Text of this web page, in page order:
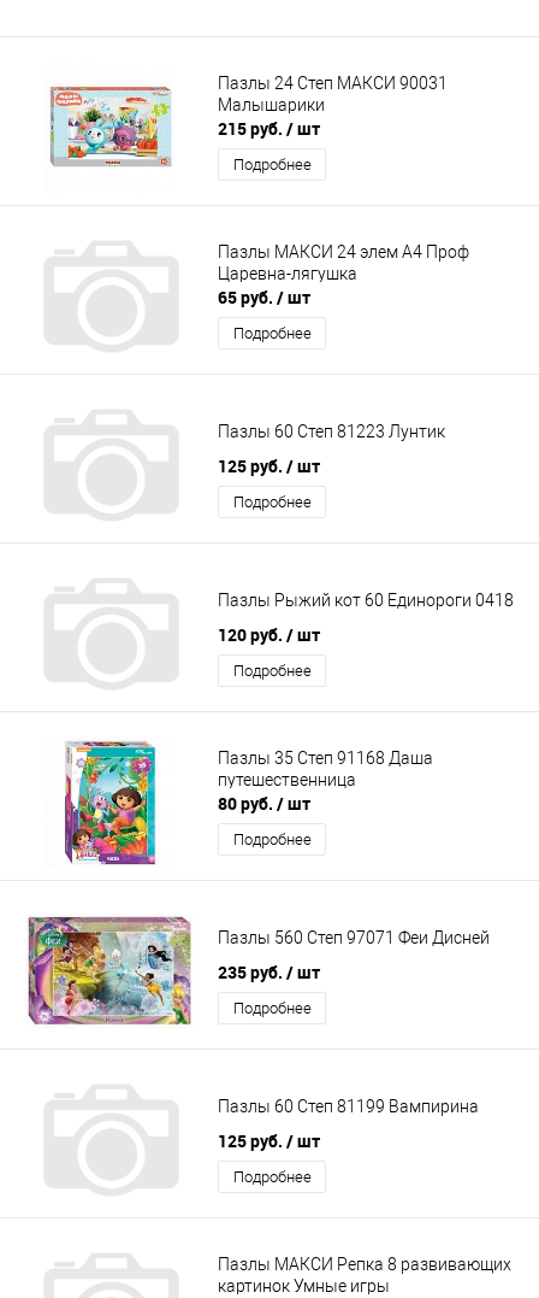
Пазлы 24 Степ МАКСИ 90031
Малышарики
215 руб. / шт
Подробнее
Пазлы МАКСИ 24 элем А4 Проф
Царевна-лягушка
65 руб. / шт
Подробнее
Пазлы 60 Степ 81223 Лунтик
125 руб. / шт
Подробнее
Пазлы Рыжий кот 60 Единороги 0418
120 руб. / шт
Подробнее
Пазлы 35 Степ 91168 Даша
путешественница
80 руб. / шт
Подробнее
Пазлы 560 Степ 97071 Феи Дисней
235 руб. / шт
Подробнее
Пазлы 60 Степ 81199 Вампирина
125 руб. / шт
Подробнее
Пазлы МАКСИ Репка 8 развивающих
картинок Умные игры